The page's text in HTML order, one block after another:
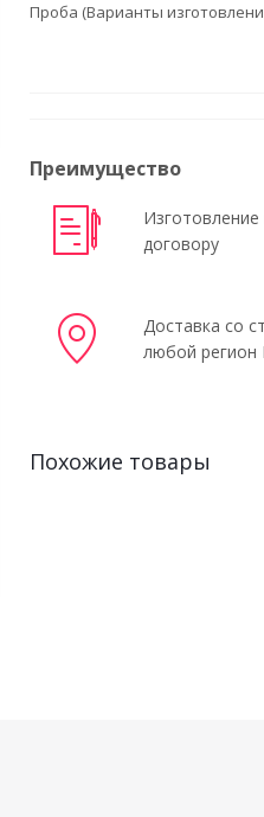
Проба (Варианты
Преимущество
Изготовление
договору
Доставка со
любой регион
Похожие товары